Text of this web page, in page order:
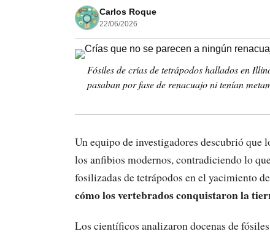
Carlos Roque
22/06/2026
Fósiles de crías de tetrápodos hallados en
pasaban por fase de renacuajo ni tenían
Un equipo de investigadores descubrió que
los anfibios modernos, contradiciendo lo
fosilizadas de tetrápodos en el yacimiento
cómo los vertebrados conquistaron la
Los científicos analizaron docenas de